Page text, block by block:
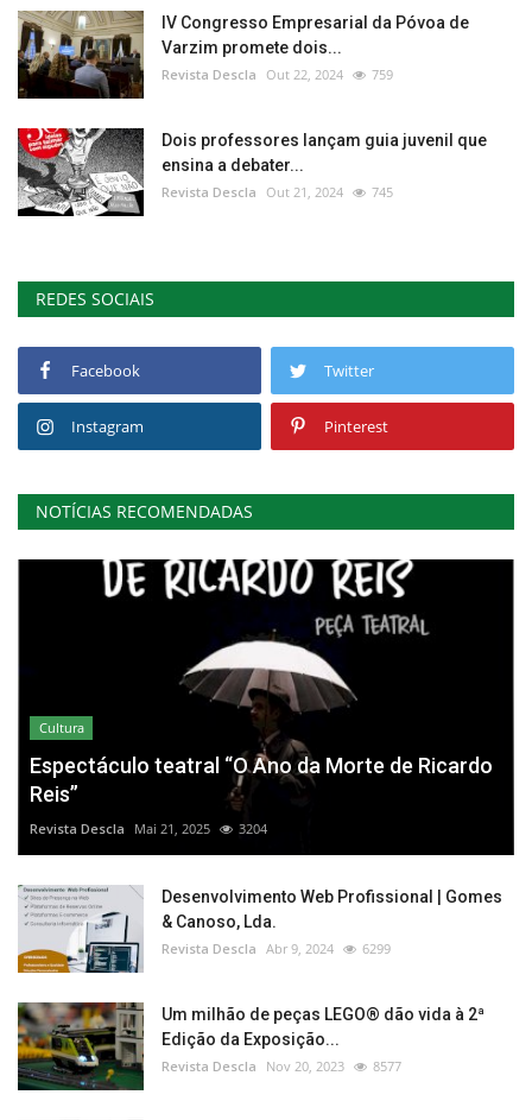
IV Congresso Empresarial da Póvoa de
Varzim promete dois...
Revista Descla Out 22, 2024 759
Dois professores lançam guia juvenil que
ensina a debater...
Revista Descla Out 21, 2024 745
REDES SOCIAIS
Facebook Twitter
Instagram Pinterest
NOTÍCIAS RECOMENDADAS
Cultura
Espectáculo teatral “O Ano da Morte de Ricardo
Reis”
Revista Descla Mai 21, 2025 3204
Desenvolvimento Web Profissional | Gomes
& Canoso, Lda.
Revista Descla Abr 9, 2024 6299
Um milhão de peças LEGO® dão vida à 2ª
Edição da Exposição...
Revista Descla Nov 20, 2023 8577